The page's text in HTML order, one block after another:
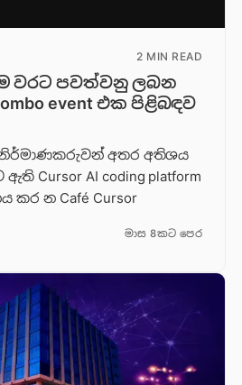
2 MIN READ
වරට පවත්වනු ලබන
event එක පිළිබඳව
නිර්මාණකරුවන් අතර අතිශය
Cursor AI coding platform
කර න Café Cursor
මාස 8කට පෙර